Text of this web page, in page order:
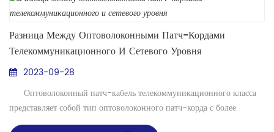
Разница Между Оптоволоконными Патч-Кордами
Телекоммуникационного И Сетевого Уровня
2023-09-28
Оптоволоконный патч-кабель телекоммуникационного класса
представляет собой тип оптоволоконного патч-корда с более
толстым защитным слоем, его потери невелики, данные нелегко